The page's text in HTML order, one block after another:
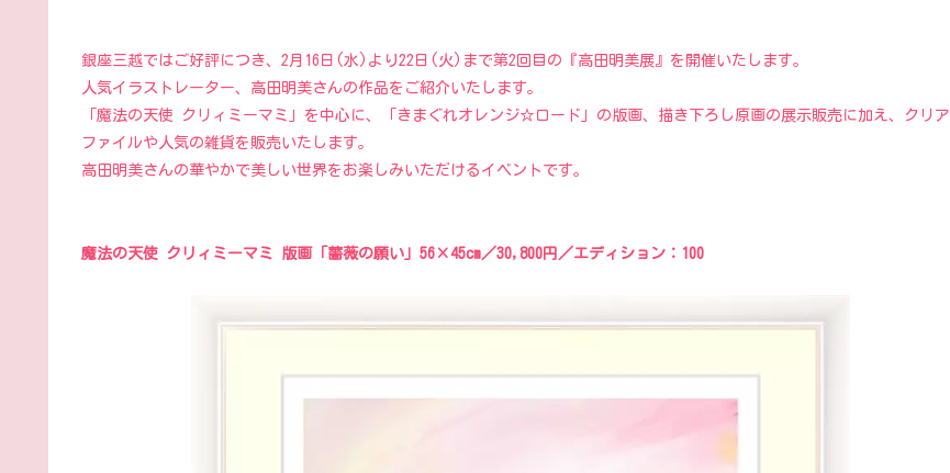
銀座三越ではご好評につき、2月16日(水)より22日(火)まで第2回目の『高田明美展』を開催いたします。
人気イラストレーター、高田明美さんの作品をご紹介いたします。
「魔法の天使 クリィミーマミ」を中心に、「きまぐれオレンジ☆ロード」の版画、描き下ろし原画の展示販売に加え、クリア
ファイルや人気の雑貨を販売いたします。
高田明美さんの華やかで美しい世界をお楽しみいただけるイベントです。
魔法の天使 クリィミーマミ 版画「薔薇の願い」56×45cm／30,800円／エディション：100